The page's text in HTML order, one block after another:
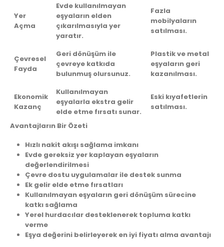
Yer
Açma
Evde kullanılmayan
eşyaların elden
çıkarılmasıyla yer
yaratır.
Fazla
mobilyaların
satılması.
Çevresel
Fayda
Geri dönüşüm ile
çevreye katkıda
bulunmuş olursunuz.
Plastik ve metal
eşyaların geri
kazanılması.
Ekonomik
Kazanç
Kullanılmayan
eşyalarla ekstra gelir
elde etme fırsatı sunar.
Eski kıyafetlerin
satılması.
Avantajların Bir Özeti
Hızlı nakit akışı sağlama imkanı
Evde gereksiz yer kaplayan eşyaların
değerlendirilmesi
Çevre dostu uygulamalar ile destek sunma
Ek gelir elde etme fırsatları
Kullanılmayan eşyaların geri dönüşüm sürecine
katkı sağlama
Yerel hurdacılar desteklenerek topluma katkı
verme
Eşya değerini belirleyerek en iyi fiyatı alma avantajı